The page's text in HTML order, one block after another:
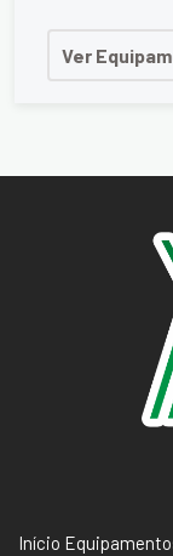
Ver
Início